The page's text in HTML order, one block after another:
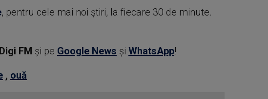
, pentru cele mai noi știri, la fiecare 30 de minute.
FM şi pe Google News şi WhatsApp!
, ouă